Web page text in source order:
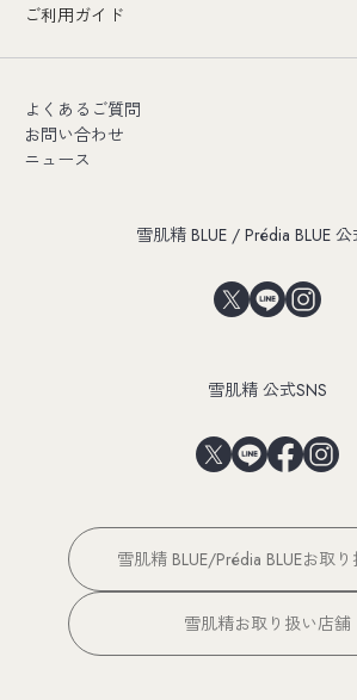
ご利用ガイド
よくあるご質問
お問い合わせ
ニュース
雪肌精 BLUE / Prédia BLUE 公
雪肌精 公式SNS
雪肌精 BLUE/Prédia BLUEお取
雪肌精お取り扱い店舗